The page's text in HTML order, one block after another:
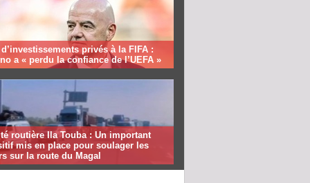
privés à la FIFA :
a « perdu la confiance de l’UEFA »
routière Ila Touba : Un important
mis en place pour soulager les
sur la route du Magal